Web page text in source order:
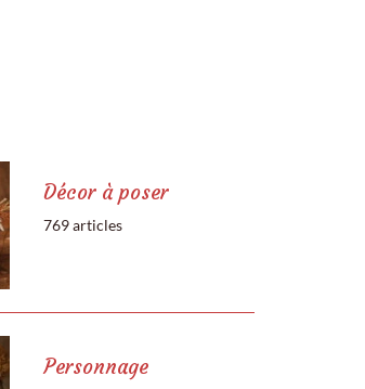
Décor à poser
769 articles
Personnage